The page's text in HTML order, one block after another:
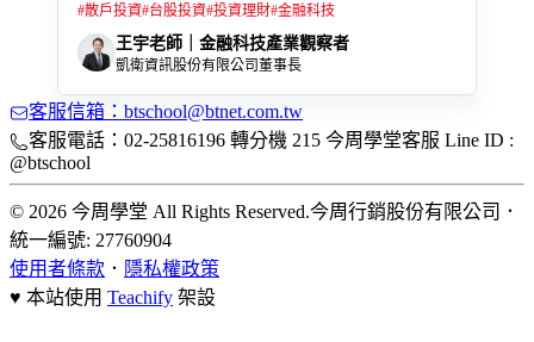
#散戶投資#台股投資#投資理財#金融科技
王宇老師｜金融科技產業觀察者
凱衛資訊股份有限公司董事長
客服信箱：btschool@btnet.com.tw
客服電話：02-25816196 轉分機 215 今周學堂客服 Line ID :
@btschool
© 2026 今周學堂 All Rights Reserved.今周行銷股份有限公司 ．
統一編號: 27760904
使用者條款 ． 隱私權政策
♥ 本站使用 Teachify 架設